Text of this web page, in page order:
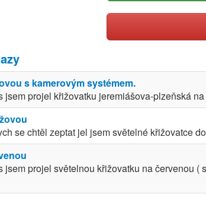
s kamerovým systémem.
jsem projel křižovatku jeremiášova-plzeňská
se chtěl zeptat jel jsem světelné křižovatce
jsem projel světelnou křižovatku na červenou